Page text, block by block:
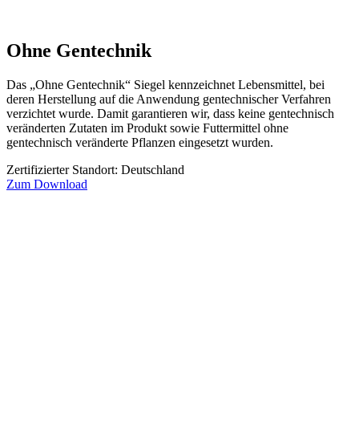
Ohne Gentechnik
Das „Ohne Gentechnik“ Siegel kennzeichnet Lebensmittel, bei
deren Herstellung auf die Anwendung gentechnischer Verfahren
verzichtet wurde. Damit garantieren wir, dass keine gentechnisch
veränderten Zutaten im Produkt sowie Futtermittel ohne
gentechnisch veränderte Pflanzen eingesetzt wurden.
Zertifizierter Standort: Deutschland
Zum Download